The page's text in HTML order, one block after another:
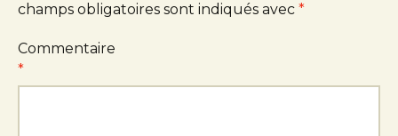
champs obligatoires sont indiqués avec *
Commentaire
*